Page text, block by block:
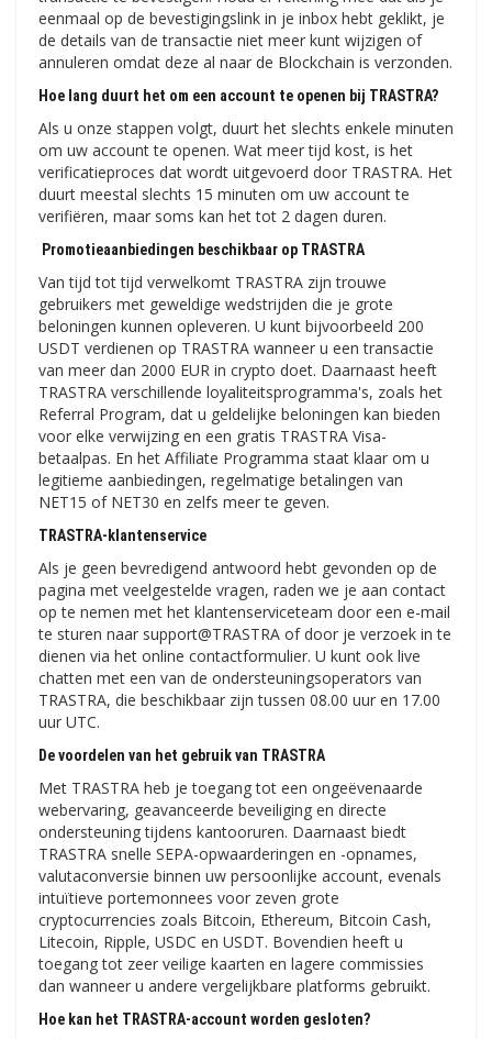
eenmaal op de bevestigingslink in je inbox hebt geklikt, je
de details van de transactie niet meer kunt wijzigen of
annuleren omdat deze al naar de Blockchain is verzonden.
Hoe lang duurt het om een ​​account te openen bij TRASTRA?
Als u onze stappen volgt, duurt het slechts enkele minuten
om uw account te openen. Wat meer tijd kost, is het
verificatieproces dat wordt uitgevoerd door TRASTRA. Het
duurt meestal slechts 15 minuten om uw account te
verifiëren, maar soms kan het tot 2 dagen duren.
Promotieaanbiedingen beschikbaar op TRASTRA
Van tijd tot tijd verwelkomt TRASTRA zijn trouwe
gebruikers met geweldige wedstrijden die je grote
beloningen kunnen opleveren. U kunt bijvoorbeeld 200
USDT verdienen op TRASTRA wanneer u een transactie
van meer dan 2000 EUR in crypto doet. Daarnaast heeft
TRASTRA verschillende loyaliteitsprogramma's, zoals het
Referral Program, dat u geldelijke beloningen kan bieden
voor elke verwijzing en een gratis TRASTRA Visa-
betaalpas. En het Affiliate Programma staat klaar om u
legitieme aanbiedingen, regelmatige betalingen van
NET15 of NET30 en zelfs meer te geven.
TRASTRA-klantenservice
Als je geen bevredigend antwoord hebt gevonden op de
pagina met veelgestelde vragen, raden we je aan contact
op te nemen met het klantenserviceteam door een e-mail
te sturen naar support@TRASTRA of door je verzoek in te
dienen via het online contactformulier. U kunt ook live
chatten met een van de ondersteuningsoperators van
TRASTRA, die beschikbaar zijn tussen 08.00 uur en 17.00
uur UTC.
De voordelen van het gebruik van TRASTRA
Met TRASTRA heb je toegang tot een ongeëvenaarde
webervaring, geavanceerde beveiliging en directe
ondersteuning tijdens kantooruren. Daarnaast biedt
TRASTRA snelle SEPA-opwaarderingen en -opnames,
valutaconversie binnen uw persoonlijke account, evenals
intuïtieve portemonnees voor zeven grote
cryptocurrencies zoals Bitcoin, Ethereum, Bitcoin Cash,
Litecoin, Ripple, USDC en USDT. Bovendien heeft u
toegang tot zeer veilige kaarten en lagere commissies
dan wanneer u andere vergelijkbare platforms gebruikt.
Hoe kan het TRASTRA-account worden gesloten?